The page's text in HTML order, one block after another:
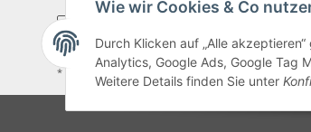
* Alle Preise inkl. gesetzlicher USt., zzgl. Versand , zzgl.
Wie wir Cookies & Co
Durch Klicken auf „Alle
Analytics, Google Ads, Google Tag
Weitere Details finden Sie unter